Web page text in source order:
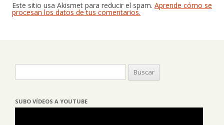
Este sitio usa Akismet para reducir el spam. Aprende cómo se
procesan los datos de tus comentarios.
SUBO VÍDEOS A YOUTUBE